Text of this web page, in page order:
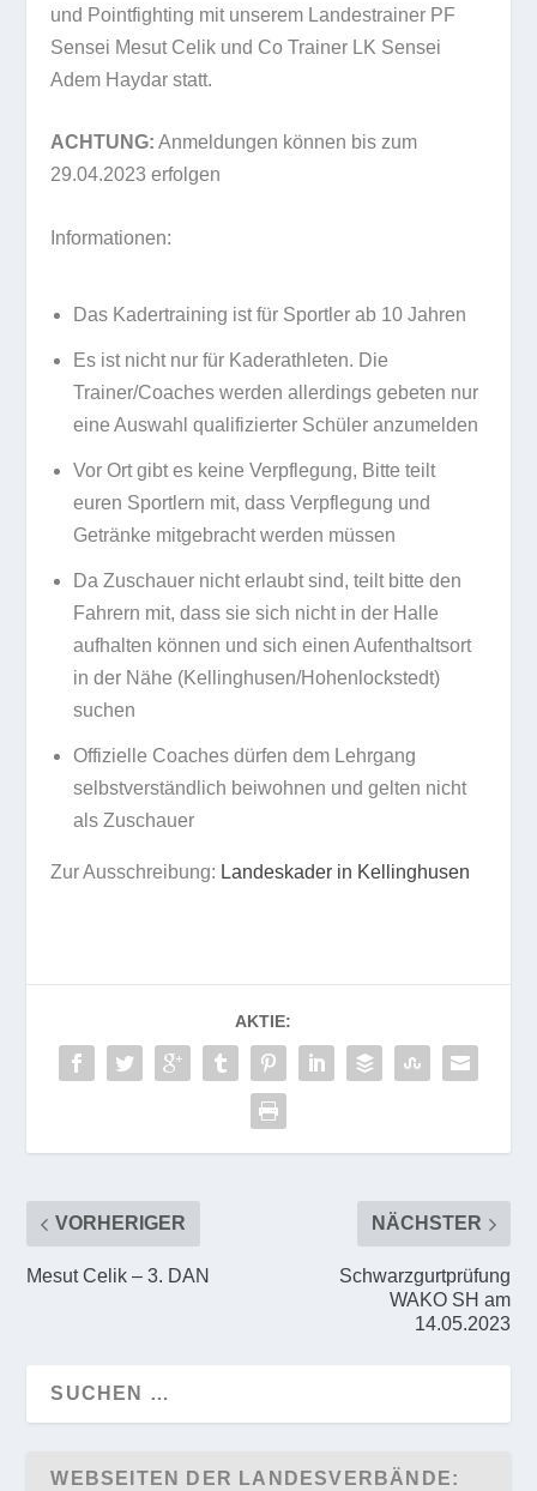
und Pointfighting mit unserem Landestrainer PF
Sensei Mesut Celik und Co Trainer LK Sensei
Adem Haydar statt.
ACHTUNG: Anmeldungen können bis zum
29.04.2023 erfolgen
Informationen:
Das Kadertraining ist für Sportler ab 10 Jahren
Es ist nicht nur für Kaderathleten. Die
Trainer/Coaches werden allerdings gebeten nur
eine Auswahl qualifizierter Schüler anzumelden
Vor Ort gibt es keine Verpflegung, Bitte teilt
euren Sportlern mit, dass Verpflegung und
Getränke mitgebracht werden müssen
Da Zuschauer nicht erlaubt sind, teilt bitte den
Fahrern mit, dass sie sich nicht in der Halle
aufhalten können und sich einen Aufenthaltsort
in der Nähe (Kellinghusen/Hohenlockstedt)
suchen
Offizielle Coaches dürfen dem Lehrgang
selbstverständlich beiwohnen und gelten nicht
als Zuschauer
Zur Ausschreibung: Landeskader in Kellinghusen
AKTIE:
VORHERIGER
Mesut Celik – 3. DAN
NÄCHSTER
Schwarzgurtprüfung
WAKO SH am
14.05.2023
WEBSEITEN DER LANDESVERBÄNDE: